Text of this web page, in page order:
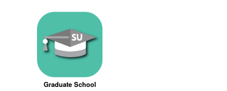
Graduate School